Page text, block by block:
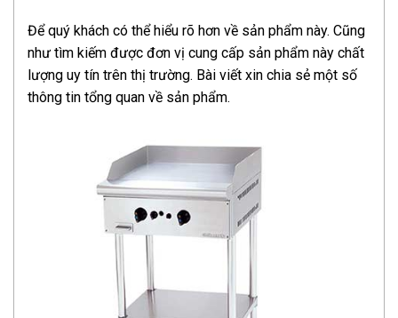
Để quý khách có thể hiểu rõ hơn về sản phẩm này. Cũng
như tìm kiếm được đơn vị cung cấp sản phẩm này chất
lượng uy tín trên thị trường. Bài viết xin chia sẻ một số
thông tin tổng quan về sản phẩm.